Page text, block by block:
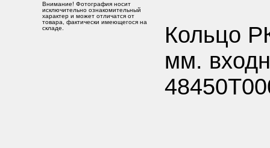
Внимание! Фотография носит
исключительно ознакомительный
характер и может отличатся от
товара, фактически имеющегося на
складе.
Кольцо
мм.